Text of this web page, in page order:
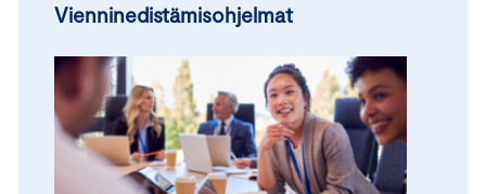
Vienninedistämisohjelmat